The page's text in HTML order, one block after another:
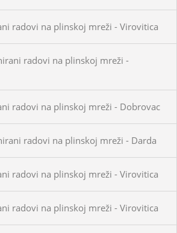
radovi na plinskoj mreži - Virovitica
radovi na plinskoj mreži -
radovi na plinskoj mreži - Dobrovac
radovi na plinskoj mreži - Darda
radovi na plinskoj mreži - Virovitica
radovi na plinskoj mreži - Virovitica